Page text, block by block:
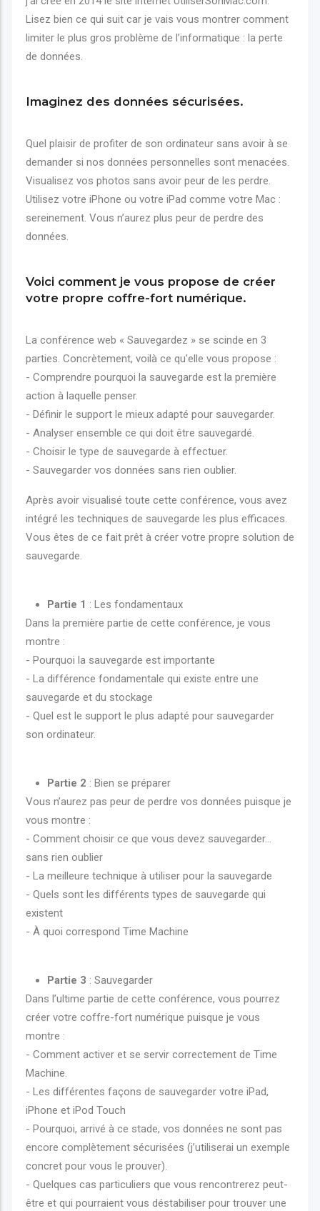
Lisez bien ce qui suit car je vais vous montrer comment
limiter le plus gros problème de l’informatique : la perte
de données.
Imaginez des données sécurisées.
Quel plaisir de profiter de son ordinateur sans avoir à se
demander si nos données personnelles sont menacées.
Visualisez vos photos sans avoir peur de les perdre.
Utilisez votre iPhone ou votre iPad comme votre Mac :
sereinement. Vous n’aurez plus peur de perdre des
données.
Voici comment je vous propose de créer
votre propre coffre-fort numérique.
La conférence web « Sauvegardez » se scinde en 3
parties. Concrètement, voilà ce qu'elle vous propose :
- Comprendre pourquoi la sauvegarde est la première
action à laquelle penser.
- Définir le support le mieux adapté pour sauvegarder.
- Analyser ensemble ce qui doit être sauvegardé.
- Choisir le type de sauvegarde à effectuer.
- Sauvegarder vos données sans rien oublier.
Après avoir visualisé toute cette conférence, vous avez
intégré les techniques de sauvegarde les plus efficaces.
Vous êtes de ce fait prêt à créer votre propre solution de
sauvegarde.
Partie 1 : Les fondamentaux
Dans la première partie de cette conférence, je vous
montre :
- Pourquoi la sauvegarde est importante
- La différence fondamentale qui existe entre une
sauvegarde et du stockage
- Quel est le support le plus adapté pour sauvegarder
son ordinateur.
Partie 2 : Bien se préparer
Vous n’aurez pas peur de perdre vos données puisque je
vous montre :
- Comment choisir ce que vous devez sauvegarder…
sans rien oublier
- La meilleure technique à utiliser pour la sauvegarde
- Quels sont les différents types de sauvegarde qui
existent
- À quoi correspond Time Machine
Partie 3 : Sauvegarder
Dans l’ultime partie de cette conférence, vous pourrez
créer votre coffre-fort numérique puisque je vous
montre :
- Comment activer et se servir correctement de Time
Machine.
- Les différentes façons de sauvegarder votre iPad,
iPhone et iPod Touch
- Pourquoi, arrivé à ce stade, vos données ne sont pas
encore complètement sécurisées (j’utiliserai un exemple
concret pour vous le prouver).
- Quelques cas particuliers que vous rencontrerez peut-
être et qui pourraient vous déstabiliser pour trouver une